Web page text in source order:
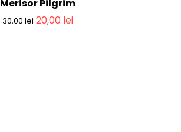
Merisor Pilgrim
30,00lei 20,00 lei